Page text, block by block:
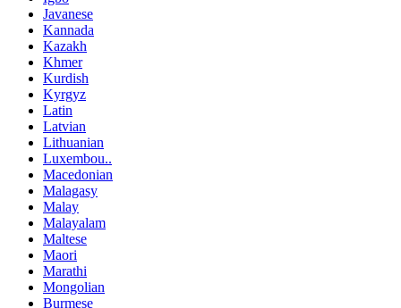
Javanese
Kannada
Kazakh
Khmer
Kurdish
Kyrgyz
Latin
Latvian
Lithuanian
Luxembou..
Macedonian
Malagasy
Malay
Malayalam
Maltese
Maori
Marathi
Mongolian
Burmese